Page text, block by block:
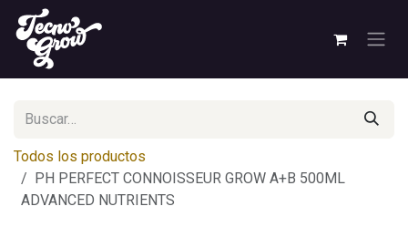
Ir al contenido
Todos los productos
PH PERFECT CONNOISSEUR GROW A+B 500ML
ADVANCED NUTRIENTS